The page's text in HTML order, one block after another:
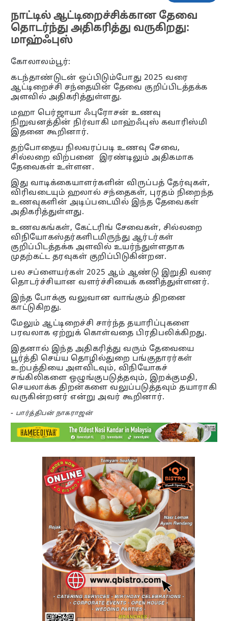
நாட்டில் ஆட்டிறைச்சிக்கான தேவை
தொடர்ந்து அதிகரித்து வருகிறது:
மாஹ்ஃபுஸ்
கோலாலம்பூர்:
கடந்தாண்டுடன் ஒப்பிடும்போது 2025 வரை
ஆட்டிறைச்சி சந்தையின் தேவை குறிப்பிடத்தக்க
அளவில் அதிகரித்துள்ளது.
மஹா பெர்ஜாயா ஃபுரோசன் உணவு
நிறுவனத்தின் நிர்வாகி மாஹ்ஃபுஸ் கவாரிஸ்மி
இதனை கூறினார்.
தற்போதைய நிலவரப்படி உணவு சேவை,
சில்லறை விற்பனை இரண்டிலும் அதிகமாக
தேவைகள் உள்ளன.
இது வாடிக்கையாளர்களின் விருப்பத் தேர்வுகள்,
விரிவடையும் ஹலால் சந்தைகள், புரதம் நிறைந்த
உணவுகளின் அடிப்படையில் இந்த தேவைகள்
அதிகரித்துள்ளது.
உணவகங்கள், கேட்டரிங் சேவைகள், சில்லறை
விநியோகஸ்தர்களிடமிருந்து ஆர்டர்கள்
குறிப்பிடத்தக்க அளவில் உயர்ந்துள்ளதாக
முதற்கட்ட தரவுகள் குறிப்பிடுகின்றன.
பல சப்ளையர்கள் 2025 ஆம் ஆண்டு இறுதி வரை
தொடர்ச்சியான வளர்ச்சியைக் கணித்துள்ளனர்.
இந்த போக்கு வலுவான வாங்கும் திறனை
காட்டுகிறது.
மேலும் ஆட்டிறைச்சி சார்ந்த தயாரிப்புகளை
பரவலாக ஏற்றுக் கொள்வதை பிரதிபலிக்கிறது.
இதனால் இந்த அதிகரித்து வரும் தேவையை
பூர்த்தி செய்ய தொழில்துறை பங்குதாரர்கள்
உற்பத்தியை அளவிடவும், விநியோகச்
சங்கிலிகளை ஒழுங்குபடுத்தவும், இறக்குமதி,
செயலாக்க திறன்களை வலுப்படுத்தவும் தயாராகி
வருகின்றனர் என்று அவர் கூறினார்.
- பார்த்திபன் நாகராஜன்